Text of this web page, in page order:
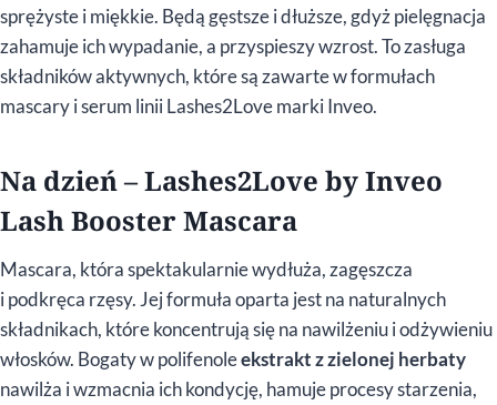
sprężyste i miękkie. Będą gęstsze i dłuższe, gdyż pielęgnacja
zahamuje ich wypadanie, a przyspieszy wzrost. To zasługa
składników aktywnych, które są zawarte w formułach
mascary i serum linii Lashes2Love marki Inveo.
Na dzień – Lashes2Love by Inveo
Lash Booster Mascara
Mascara, która spektakularnie wydłuża, zagęszcza
i podkręca rzęsy. Jej formuła oparta jest na naturalnych
składnikach, które koncentrują się na nawilżeniu i odżywieniu
włosków. Bogaty w polifenoleekstrakt z zielonej herbaty
nawilża i wzmacnia ich kondycję, hamuje procesy starzenia,